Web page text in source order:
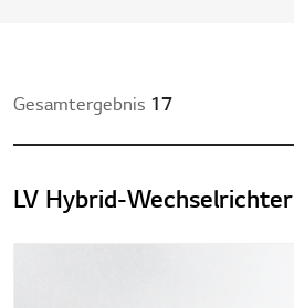
Gesamtergebnis 17
LV Hybrid-Wechselrichter​